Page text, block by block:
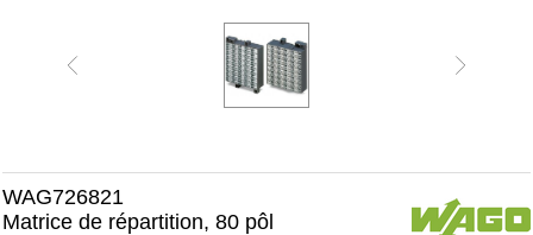
WAG726821
Matrice de répartition, 80 pôl